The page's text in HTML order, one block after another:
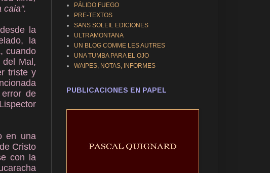
caia".
la
la
cuando
Mal,
triste y
de
en una
Cristo
con la
PÁLIDO FUEGO
PRE-TEXTOS
SANS SOLEIL EDICIONES
ULTRAMONTANA
UN BLOG COMME LES AUTRES
UNA TUMBA PARA EL OJO
WAIPES, NOTAS, INFORMES
PUBLICACIONES EN PAPEL